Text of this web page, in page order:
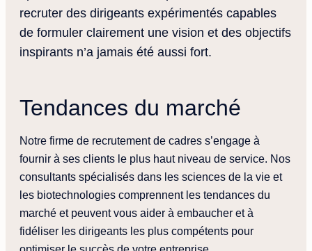
recruter des dirigeants expérimentés capables
de formuler clairement une vision et des objectifs
inspirants n’a jamais été aussi fort.
Tendances du marché
Notre firme de recrutement de cadres s’engage à
fournir à ses clients le plus haut niveau de service. Nos
consultants spécialisés dans les sciences de la vie et
les biotechnologies comprennent les tendances du
marché et peuvent vous aider à embaucher et à
fidéliser les dirigeants les plus compétents pour